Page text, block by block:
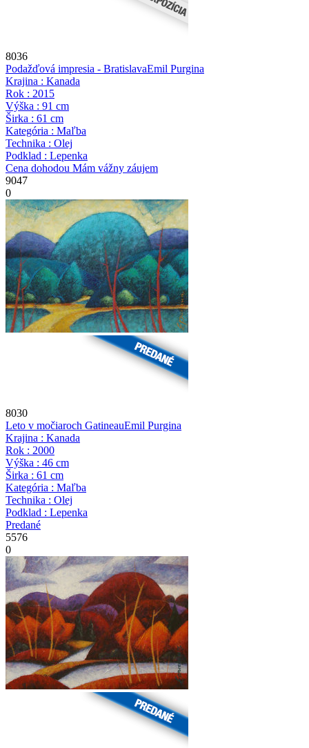
8036
Podažďová impresia - BratislavaEmil Purgina
Krajina : Kanada
Rok : 2015
Výška : 91 cm
Širka : 61 cm
Kategória : Maľba
Technika : Olej
Podklad : Lepenka
Cena dohodou Mám vážny záujem
9047
0
8030
Leto v močiaroch GatineauEmil Purgina
Krajina : Kanada
Rok : 2000
Výška : 46 cm
Širka : 61 cm
Kategória : Maľba
Technika : Olej
Podklad : Lepenka
Predané
5576
0